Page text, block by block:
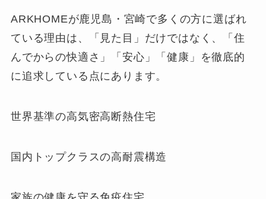
ARKHOMEが鹿児島・宮崎で多くの方に選ばれ
ている理由は、「見た目」だけではなく、「住
んでからの快適さ」「安心」「健康」を徹底的
に追求している点にあります。
世界基準の高気密高断熱住宅
国内トップクラスの高耐震構造